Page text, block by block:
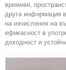
времеви,
друга информация
на изчисления на
ефикасност в
доходност и